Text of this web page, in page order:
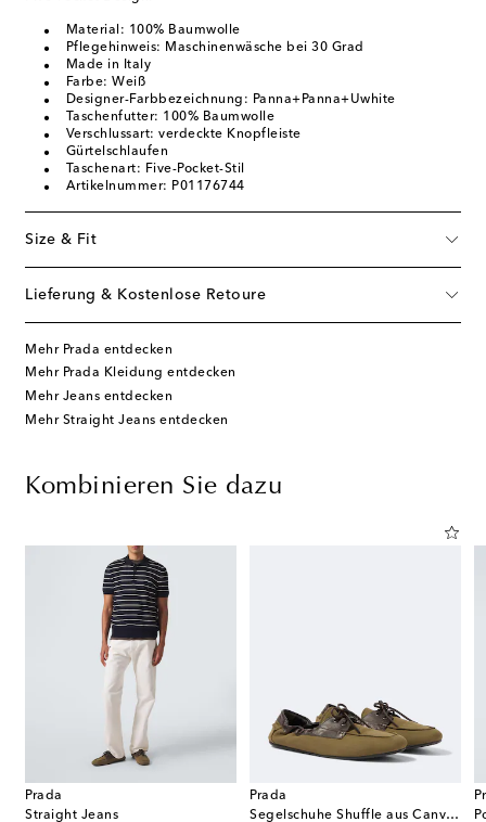
Material: 100% Baumwolle
Pflegehinweis: Maschinenwäsche bei 30 Grad
Made in Italy
Farbe: Weiß
Designer-Farbbezeichnung: Panna+Panna+Uwhite
Taschenfutter: 100% Baumwolle
Verschlussart: verdeckte Knopfleiste
Gürtelschlaufen
Taschenart: Five-Pocket-Stil
Artikelnummer: P01176744
Size & Fit
Lieferung & Kostenlose Retoure
Mehr Prada entdecken
Mehr Prada Kleidung entdecken
Mehr Jeans entdecken
Mehr Straight Jeans entdecken
Kombinieren Sie dazu
Prada
Straight Jeans
Prada
Segelschuhe Shuffle aus Canvas mit Leder